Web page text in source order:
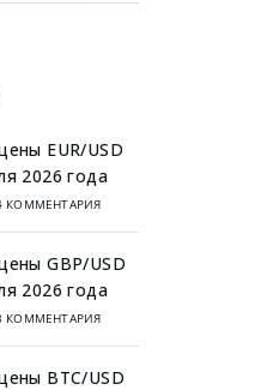
EUR/USD
2026 года
КОММЕНТАРИЯ
GBP/USD
2026 года
КОММЕНТАРИЯ
BTC/USD